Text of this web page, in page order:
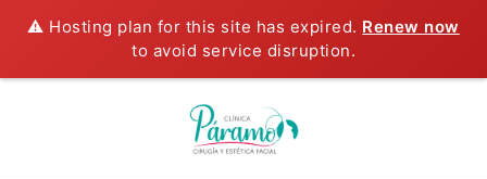
⚠️ Hosting plan for this site has expired. Renew now
to avoid service disruption.
INICIO
NOSOTROS
CIRUGÍA
MAXILOFACIAL